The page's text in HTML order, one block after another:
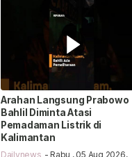
Arahan Langsung Prabowo
Bahlil Diminta Atasi
Pemadaman Listrik di
Kalimantan
Dailynews - Rabu , 05 Aug 2026,